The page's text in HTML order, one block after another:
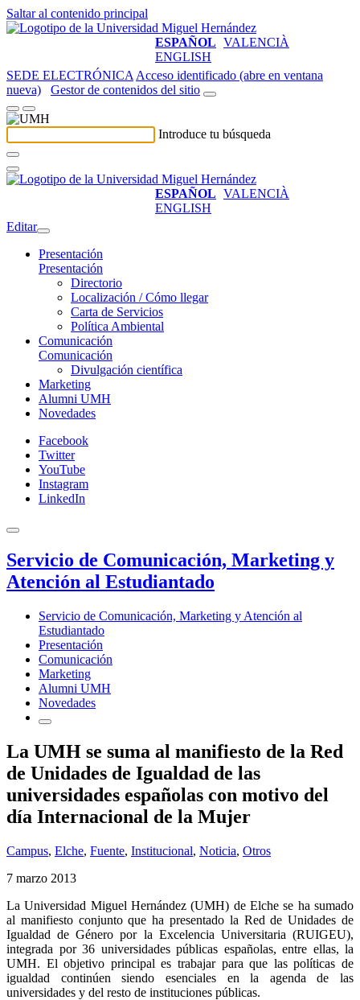
Saltar al contenido principal
ESPAÑOL VALENCIÀ
ENGLISH
SEDE ELECTRÓNICA Acceso identificado (abre en ventana
nueva)
Gestor de contenidos del sitio
Introduce tu búsqueda
ESPAÑOL VALENCIÀ
ENGLISH
Editar
Presentación
Presentación
Directorio
Localización / Cómo llegar
Carta de Servicios
Política Ambiental
Comunicación
Comunicación
Divulgación científica
Marketing
Alumni UMH
Novedades
Facebook
Twitter
YouTube
Instagram
LinkedIn
Servicio de Comunicación, Marketing y
Atención al Estudiantado
Servicio de Comunicación, Marketing y Atención al
Estudiantado
Presentación
Comunicación
Marketing
Alumni UMH
Novedades
La UMH se suma al manifiesto de la Red
de Unidades de Igualdad de las
universidades españolas con motivo del
día Internacional de la Mujer
Campus, Elche, Fuente, Institucional, Noticia, Otros
7 marzo 2013
La Universidad Miguel Hernández (UMH) de Elche se ha sumado
al manifiesto conjunto que ha presentado la Red de Unidades de
Igualdad de Género por la Excelencia Universitaria (RUIGEU),
integrada por 36 universidades públicas españolas, entre ellas, la
UMH. El objetivo principal es trabajar para que las políticas de
igualdad continúen siendo esenciales en la agenda de las
universidades y del resto de instituciones públicas.